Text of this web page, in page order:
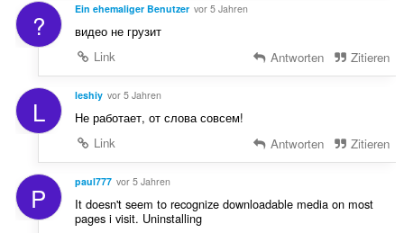
? Ein ehemaliger Benutzer vor 5 Jahren
видео не грузит
Link
Antworten Zitieren
L lеshiy vor 5 Jahren
Не работает, от слова совсем!
Link
Antworten Zitieren
P paul777 vor 5 Jahren
It doesn't seem to recognize downloadable media on most
pages i visit. Uninstalling